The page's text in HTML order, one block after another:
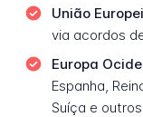
União
via acordos
Europa
Espanha,
Suíça e outros